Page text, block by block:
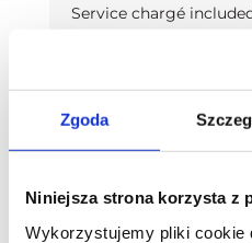
Zgoda
Niniejsza strona korzysta z
Wykorzystujemy pliki cookie
Service chargé